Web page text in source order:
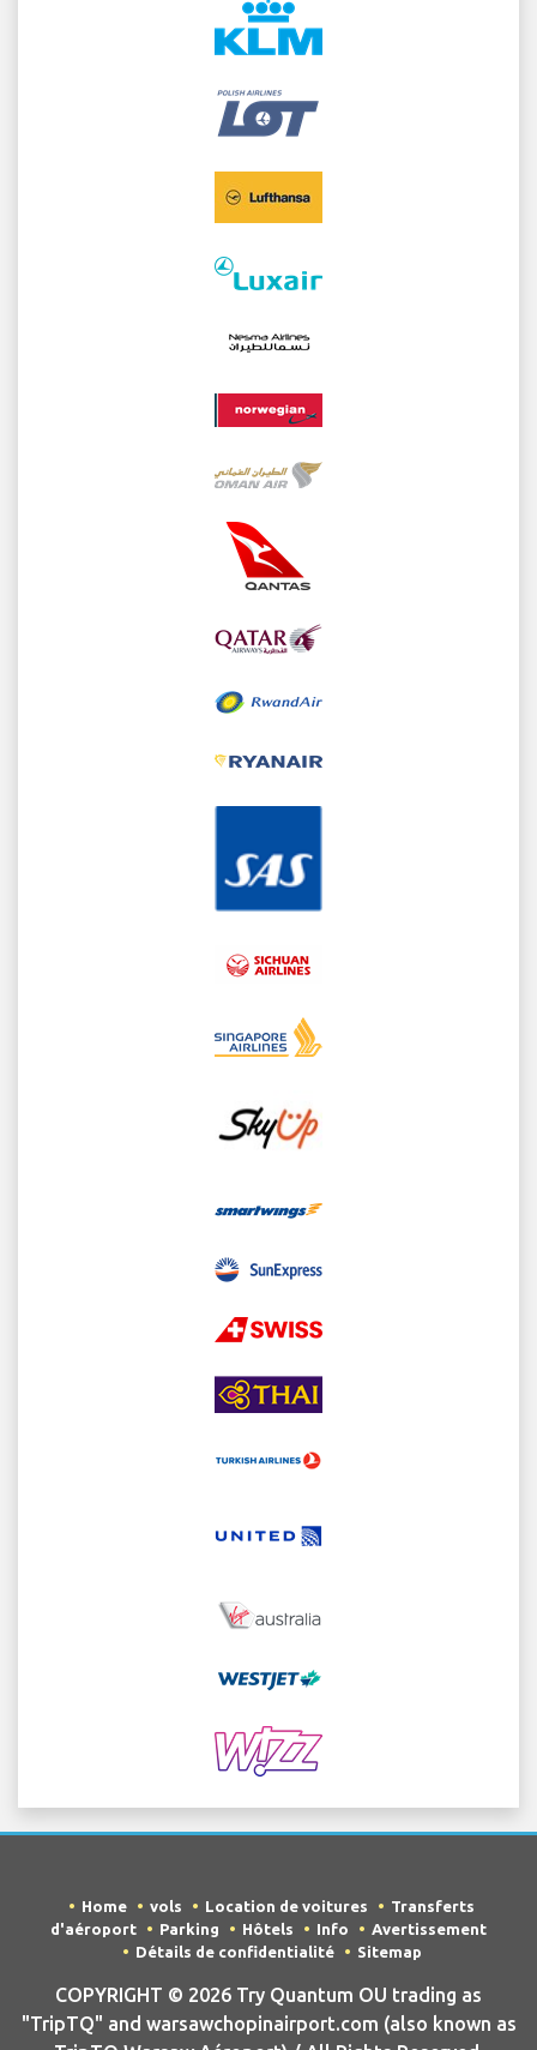
Home vols Location de voitures
Transferts
d'aéroport
Parking Hôtels Info
Avertissement
Détails de confidentialité
Sitemap
COPYRIGHT © 2026 Try Quantum OU trading as
"TripTQ" and warsawchopinairport.com (also known as